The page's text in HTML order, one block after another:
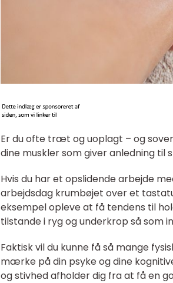
Er du ofte træt og uoplagt – og
dine muskler som giver anledning til
Hvis du har et opslidende arbejde
arbejdsdag krumbøjet over et
eksempel opleve at få tendens til
tilstande i ryg og underkrop så som
Faktisk vil du kunne få så mange
mærke på din psyke og dine
og stivhed afholder dig fra at få en